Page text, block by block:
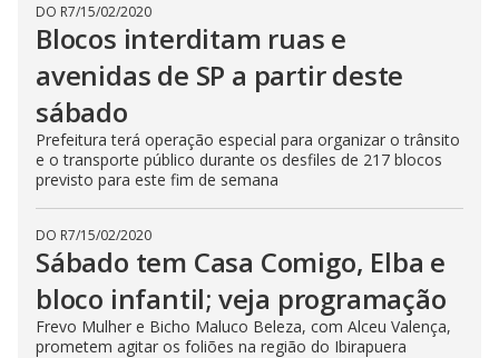
DO R7/15/02/2020
Blocos interditam ruas e
avenidas de SP a partir deste
sábado
Prefeitura terá operação especial para organizar o trânsito
e o transporte público durante os desfiles de 217 blocos
previsto para este fim de semana
DO R7/15/02/2020
Sábado tem Casa Comigo, Elba e
bloco infantil; veja programação
Frevo Mulher e Bicho Maluco Beleza, com Alceu Valença,
prometem agitar os foliões na região do Ibirapuera